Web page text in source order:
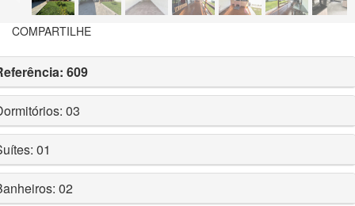
COMPARTILHE
609
03
01
02